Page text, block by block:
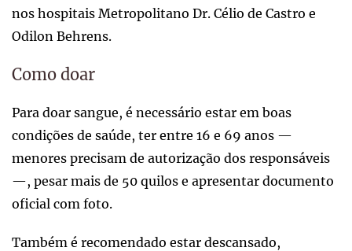
nos hospitais Metropolitano Dr. Célio de Castro e
Odilon Behrens.
Como doar
Para doar sangue, é necessário estar em boas
condições de saúde, ter entre 16 e 69 anos —
menores precisam de autorização dos responsáveis
—, pesar mais de 50 quilos e apresentar documento
oficial com foto.
Também é recomendado estar descansado,